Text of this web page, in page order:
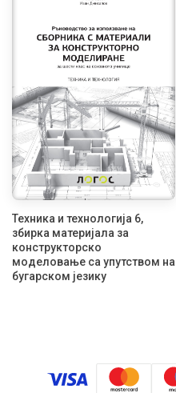
Техника и технологија 6,
збирка материјала за
конструкторско
моделовање са упутством на
бугарском језику